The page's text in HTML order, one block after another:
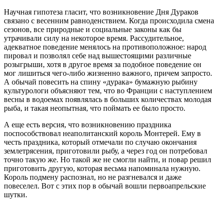
Научная гипотеза гласит, что возникновение Дня Дураков
связано с весенним равноденствием. Когда происходила смена
сезонов, все природные и социальные законы как бы
утрачивали силу на некоторое время. Рассудительное,
адекватное поведение менялось на противоположное: народ
пировал и позволял себе над вышестоящими различные
розыгрыши, хотя в другое время за подобное поведение он
мог лишиться чего-либо жизненно важного, причем запросто.
А обычай повесить на спину «дурака» бумажную рыбину
культурологи объясняют тем, что во Франции с наступлением
весны в водоемах появлялась в больших количествах молодая
рыба, и такая неопытная, что поймать ее было просто.
А еще есть версия, что возникновению праздника
поспособствовал неаполитанский король Монтерей. Ему в
честь праздника, который отмечали по случаю окончания
землетрясения, приготовили рыбу, а через год он потребовал
точно такую же. Но такой же не смогли найти, и повар решил
приготовить другую, которая весьма напоминала нужную.
Король подмену распознал, но не разгневался и даже
повеселел. Вот с этих пор в обычай вошли первоапрельские
шутки.